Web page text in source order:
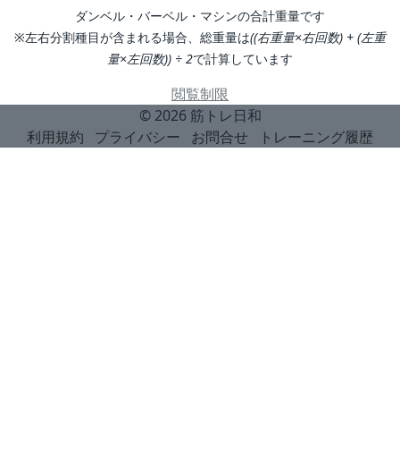
ダンベル・バーベル・マシンの合計重量です
※左右分割種目が含まれる場合、総重量は((右重量×右回数) + (左重
量×左回数)) ÷ 2で計算しています
閲覧制限
© 2026 筋トレ日和
利用規約
プライバシー お問合せ トレーニング履歴